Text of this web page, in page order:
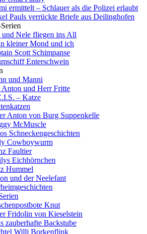
ermittelt – Schlauer als die Polizei erlaubt
Pauls verrückte Briefe aus Deilinghofen
Nele fliegen ins All
kleiner Mond und ich
Scott Schimpanse
Enterschwein
und Manni
Anton und Herr Fritte
– Katze
Anton von Burg Suppenkelle
McMuscle
Schneckengeschichten
Cowboywurm
Faultier
Eichhörnchen
Hummel
und der Neelefant
Knut
Fridolin von Kieselstein
zauberhafte Backstube
Willi Borkenflink